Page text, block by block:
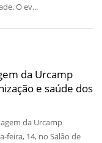
O ev...
da Urcamp
e saúde dos
da Urcamp
feira, 14, no Salão de